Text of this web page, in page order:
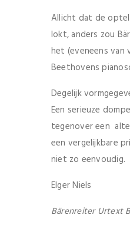
Allicht dat de
lokt, anders zou
het (eveneens van
Beethovens
Degelijk
Een serieuze
tegenover een
een vergelijkbare
niet zo eenvoudig.
Elger Niels
Bärenreiter Urtext